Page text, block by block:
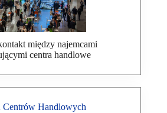
między najemcami
centra handlowe
Centrów Handlowych